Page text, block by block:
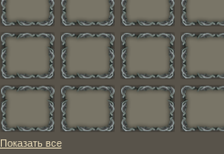
Показать все